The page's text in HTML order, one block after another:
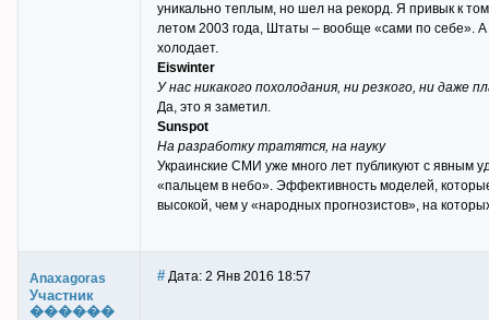
уникально теплым, но шел на рекорд. Я привык к
летом 2003 года, Штаты – вообще «сами по себе». А
холодает.
Eiswinter
У нас никакого похолодания, ни резкого, ни даже
Да, это я заметил.
Sunspot
На разработку тратятся, на науку
Украинские СМИ уже много лет публикуют с явным
«пальцем в небо». Эффективность моделей,
высокой, чем у «народных прогнозистов», на
Anaxagoras
Участник
������
# Дата: 2 Янв 2016 18:57